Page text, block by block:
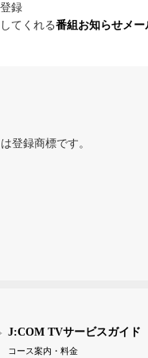
録
てくれる番組お知らせメー
登録商標です。
J:COM TVサービスガイド
コース案内・料金